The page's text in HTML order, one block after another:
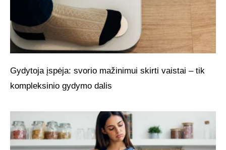
Gydytoja įspėja: svorio mažinimui skirti vaistai – tik
kompleksinio gydymo dalis